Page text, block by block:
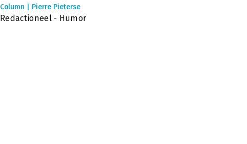
Column | Pierre Pieterse
Redactioneel - Humor